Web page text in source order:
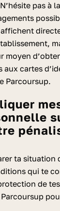
N’hésite pas à
moyen
aux cartes
Parcoursup.
ta situation
qui te
de